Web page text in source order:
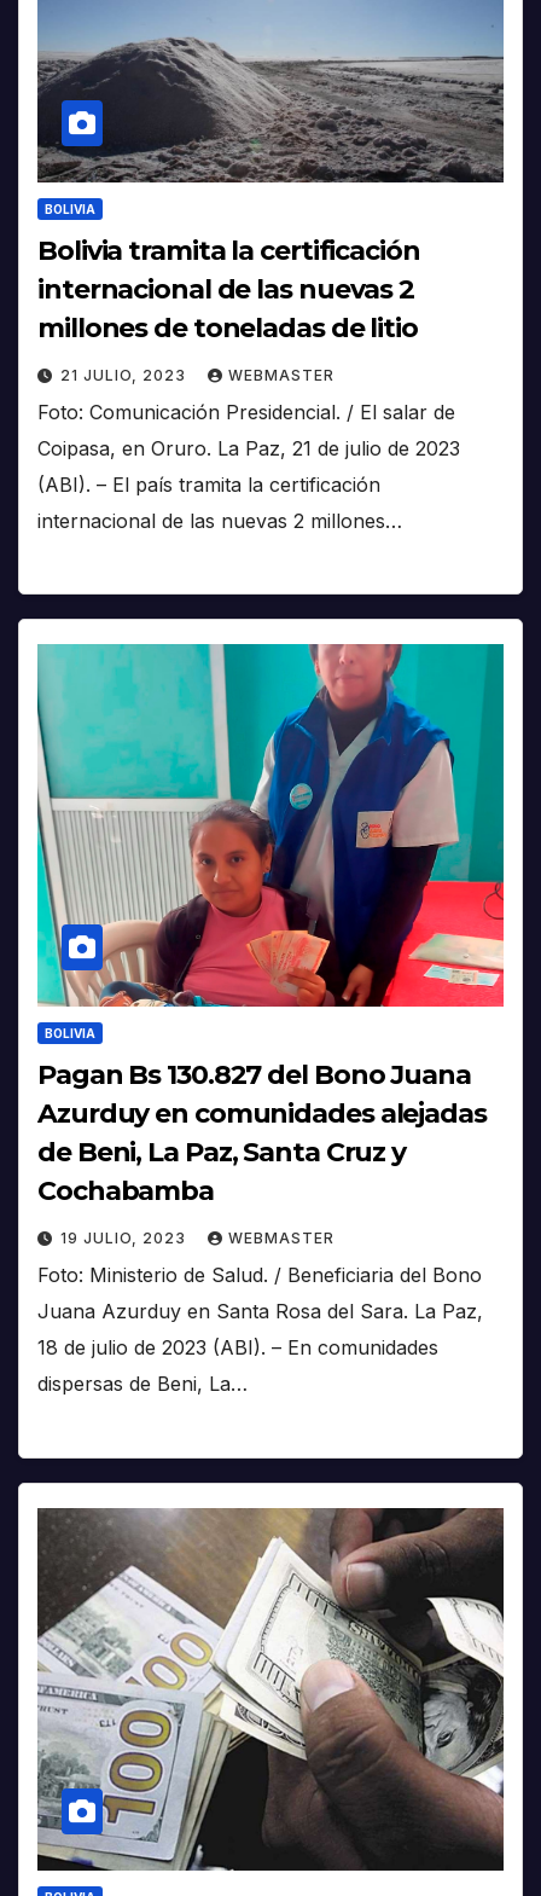
BOLIVIA
Bolivia tramita la certificación
internacional de las nuevas 2
millones de toneladas de litio
21 JULIO, 2023 WEBMASTER
Foto: Comunicación Presidencial. / El salar de
Coipasa, en Oruro. La Paz, 21 de julio de 2023
(ABI). – El país tramita la certificación
internacional de las nuevas 2 millones…
BOLIVIA
Pagan Bs 130.827 del Bono Juana
Azurduy en comunidades alejadas
de Beni, La Paz, Santa Cruz y
Cochabamba
19 JULIO, 2023 WEBMASTER
Foto: Ministerio de Salud. / Beneficiaria del Bono
Juana Azurduy en Santa Rosa del Sara. La Paz,
18 de julio de 2023 (ABI). – En comunidades
dispersas de Beni, La…